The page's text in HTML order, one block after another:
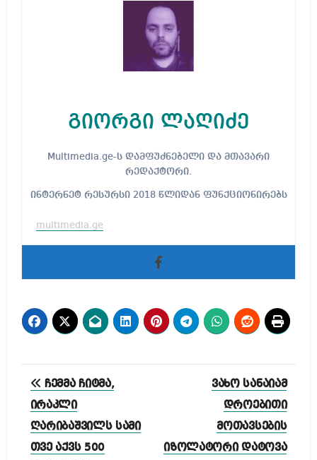
გიორგი ლაღიძე
Multimedia.ge-ს დამფუძნებელი და მთავარი
რედაქტორი.
ინტერნეტ რესურსი 2018 წლიდან ფუნქციონირებს
multimedia.ge
პოსტის
ნავიგაცია
ჩემმა ჩიტმა,
ირაკლი
ღარიბაშვილს სამი
თვე აქვს 500
ვახო სანაიამ
დროებითი
მოთავსების
იზოლატორი დატოვა